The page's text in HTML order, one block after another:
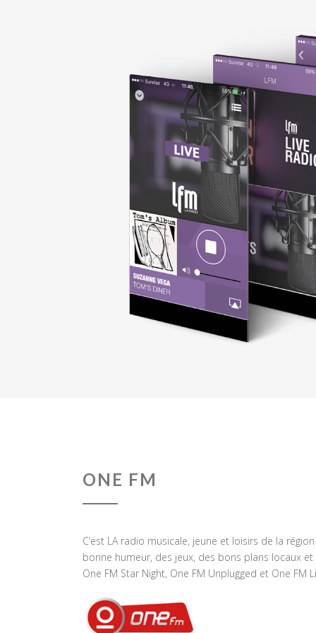
ONE FM
C’est LA radio musicale, jeune et loisirs de la
bonne humeur, des jeux, des bons plans locaux
One FM Star Night, One FM Unplugged et One FM